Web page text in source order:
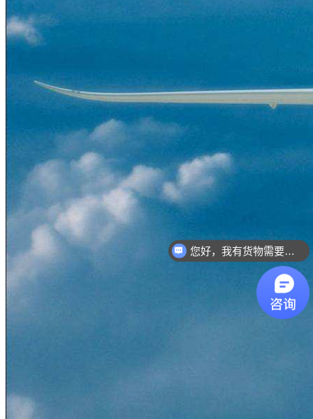
您好，我有货物需要你们的产品。